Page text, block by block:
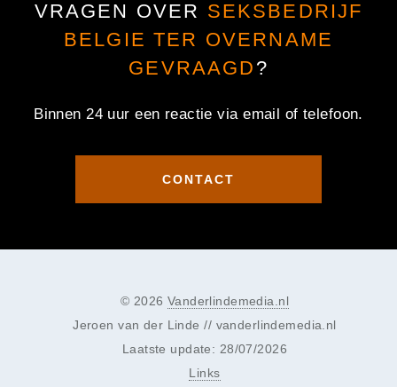
VRAGEN OVER SEKSBEDRIJF
BELGIE TER OVERNAME
GEVRAAGD ?
Binnen 24 uur een reactie via email of telefoon.
CONTACT
© 2026 Vanderlindemedia.nl
Jeroen van der Linde // vanderlindemedia.nl
Laatste update: 28/07/2026
Links